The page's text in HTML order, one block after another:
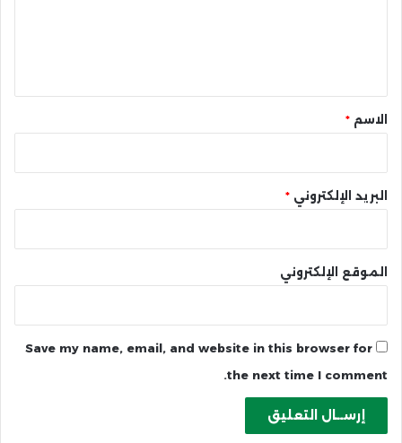
*الاسم *
البريد الإلكتروني *
الموقع الإلكتروني
Save my name, email, and website in this browser for
the next time I comment.